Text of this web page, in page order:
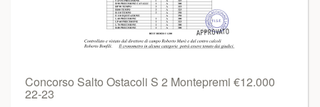
Concorso Salto Ostacoli S 2 Montepremi €12.000
22-23